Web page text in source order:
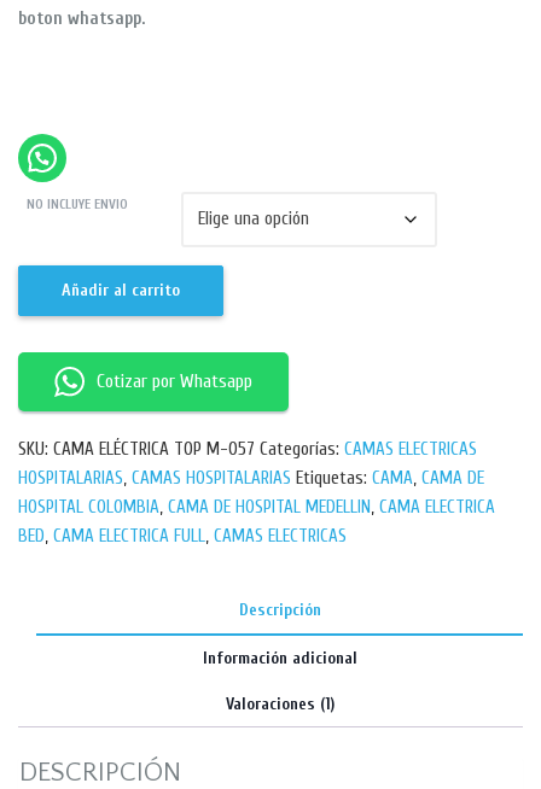
boton whatsapp.
NO INCLUYE ENVIO
Añadir al carrito
Cotizar por Whatsapp
SKU: CAMA ELÉCTRICA TOP M-057 Categorías: CAMAS ELECTRICAS
HOSPITALARIAS, CAMAS HOSPITALARIAS Etiquetas: CAMA, CAMA DE
HOSPITAL COLOMBIA, CAMA DE HOSPITAL MEDELLIN, CAMA ELECTRICA
BED, CAMA ELECTRICA FULL, CAMAS ELECTRICAS
Descripción
Información adicional
Valoraciones (1)
DESCRIPCIÓN